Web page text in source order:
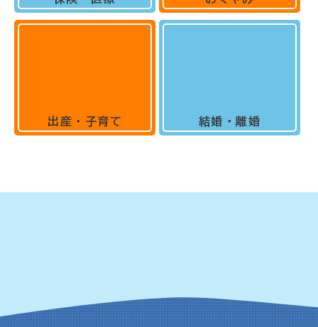
出産・子育て 結婚・離婚